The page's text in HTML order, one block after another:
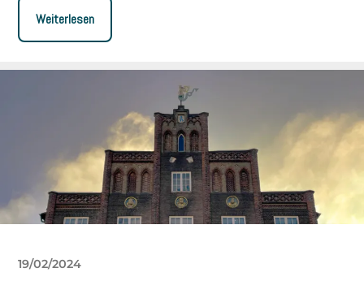
Weiterlesen
19/02/2024